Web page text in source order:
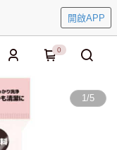
開啟APP
0
1/5